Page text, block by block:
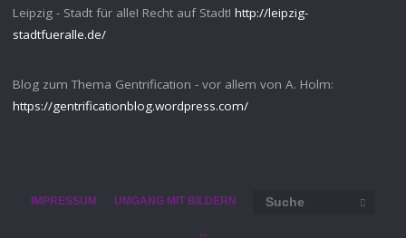
Leipzig - Stadt für alle! Recht auf Stadt! http://leipzig-
stadtfueralle.de/
Blog zum Thema Gentrification - vor allem von A. Holm:
https://gentrificationblog.wordpress.com/
IMPRESSUM UMGANG MIT BILDERN SUCHE